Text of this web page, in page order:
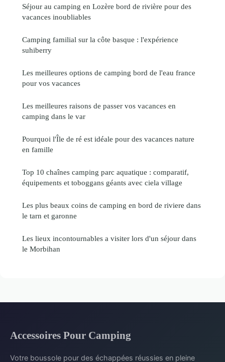
Séjour au camping en Lozère bord de rivière pour des
vacances inoubliables
Camping familial sur la côte basque : l'expérience
suhiberry
Les meilleures options de camping bord de l'eau france
pour vos vacances
Les meilleures raisons de passer vos vacances en
camping dans le var
Pourquoi l'Île de ré est idéale pour des vacances nature
en famille
Top 10 chaînes camping parc aquatique : comparatif,
équipements et toboggans géants avec ciela village
Les plus beaux coins de camping en bord de riviere dans
le tarn et garonne
Les lieux incontournables a visiter lors d'un séjour dans
le Morbihan
Accessoires Pour Camping
Votre boussole pour des échappées réussies en pleine